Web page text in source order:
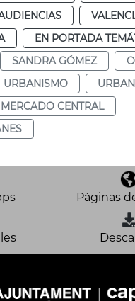
EN PORTADA
SANDRA GÓMEZ
URBANISMO
MERCADO CENTRAL
Páginas